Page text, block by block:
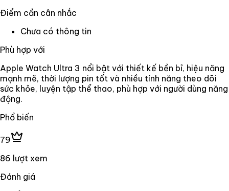
Điểm cần cân nhắc
Chưa có thông tin
Phù hợp với
Apple Watch Ultra 3 nổi bật với thiết kế bền bỉ, hiệu năng
mạnh mẽ, thời lượng pin tốt và nhiều tính năng theo dõi
sức khỏe, luyện tập thể thao, phù hợp với người dùng năng
động.
Phổ biến
79
86 lượt xem
Đánh giá